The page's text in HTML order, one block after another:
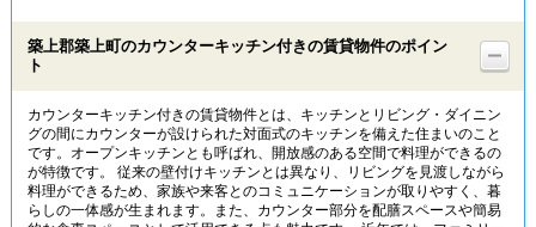
不動産会社から
築上郡築上町のカウンターキッチン付きの賃貸物件のポイン
ト
カウンターキッチン付きの賃貸物件とは、キッチンとリビング・ダイニン
グの間にカウンターが設けられた対面式のキッチンを備えた住まいのこと
です。オープンキッチンとも呼ばれ、開放感のある空間で料理ができるの
が特徴です。 従来の壁付けキッチンとは異なり、リビングを見渡しながら
料理ができるため、家族や来客とのコミュニケーションが取りやすく、暮
らしの一体感が生まれます。また、カウンター部分を配膳スペースや簡易